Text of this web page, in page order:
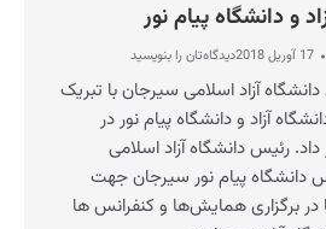
و دانشگاه پیام نور
17 آوریل 2018 دیدگاه‌تان را بنویسید
آزاد اسلامی سیرجان با تبریک
آزاد و دانشگاه پیام نور در
رئیس دانشگاه آزاد اسلامی
دانشگاه پیام نور سیرجان جهت
برگزاری همایش‌‌ها و کنفرانس‌ ها